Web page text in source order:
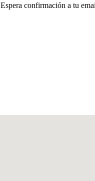
Espera confirmación a tu